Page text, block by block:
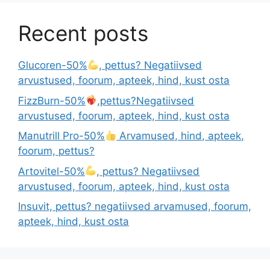
Recent posts
Glucoren-50%
, pettus? Negatiivsed
arvustused, foorum, apteek, hind, kust osta
FizzBurn-50%
,pettus?Negatiivsed
arvustused, foorum, apteek, hind, kust osta
Manutrill Pro-50%
Arvamused, hind, apteek,
foorum, pettus?
Artovitel-50%
, pettus? Negatiivsed
arvustused, foorum, apteek, hind, kust osta
Insuvit, pettus? negatiivsed arvamused, foorum,
apteek, hind, kust osta